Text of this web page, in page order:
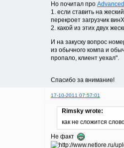
Но почитал про
1. если ставить на
перекроет загрузчик
2. какой из этих двух
И на закуску вопрос
из обычного компа и
пропало, клиент уехал".
Спасибо за внимание!
17-10-2011 07:57:01
Rimsky wrote:
как не сложится
Не факт